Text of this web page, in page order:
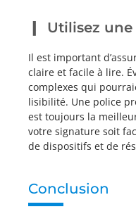
Utilisez
Il est important
claire et facile à lire.
complexes qui
lisibilité. Une police
est toujours la
votre signature soit
de dispositifs et de
Conclusion